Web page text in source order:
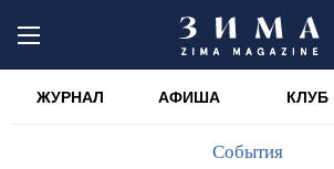
ЖУРНАЛ АФИША КЛУБ
События